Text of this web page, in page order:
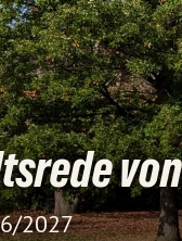
2027